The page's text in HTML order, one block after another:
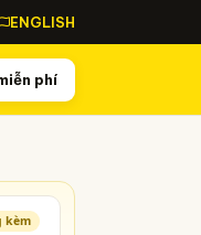
ENGLISH
phí
kèm